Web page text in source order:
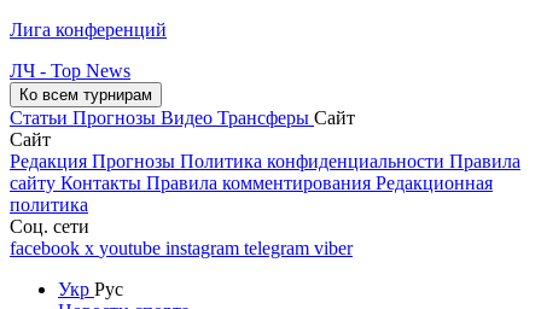
Лига конференций
ЛЧ - Top News
Ко всем турнирам
Статьи Прогнозы Видео Трансферы Сайт
Сайт
Редакция Прогнозы Политика конфиденциальности Правила
сайту Контакты Правила комментирования Редакционная
политика
Соц. сети
facebook x youtube instagram telegram viber
Укр Рус